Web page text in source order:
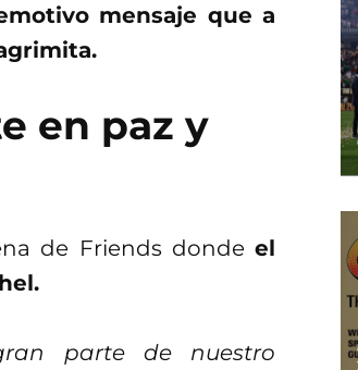
mensaje que a
en paz y
de Friends donde el
parte de nuestro